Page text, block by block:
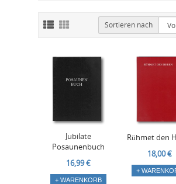
Sortieren nach
Jubilate
Posaunenbuch
16,99 €
+ WARENKORB
Rühmet den
18,00 €
+